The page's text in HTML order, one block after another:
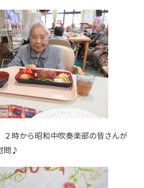
２時から昭和中吹奏楽部の皆さんが
問♪